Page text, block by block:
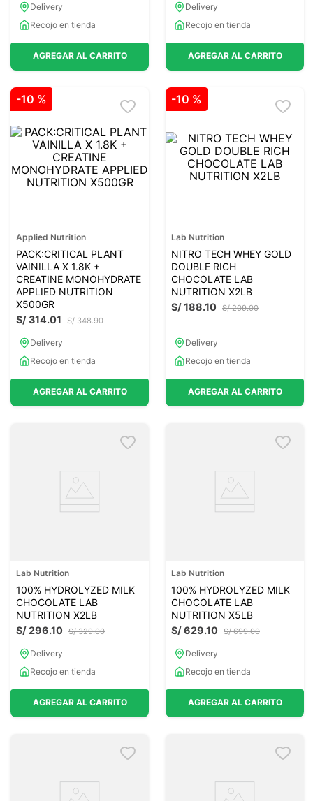
Delivery
Recojo en tienda
AGREGAR AL CARRITO
Delivery
Recojo en tienda
AGREGAR AL CARRITO
-10 %
Applied Nutrition
PACK:CRITICAL PLANT
VAINILLA X 1.8K +
CREATINE MONOHYDRATE
APPLIED NUTRITION
X500GR
S/ 348.90
S/314.01
Delivery
Recojo en tienda
AGREGAR AL CARRITO
-10 %
Lab Nutrition
NITRO TECH WHEY GOLD
DOUBLE RICH
CHOCOLATE LAB
NUTRITION X2LB
S/ 209.00
S/188.10
Delivery
Recojo en tienda
AGREGAR AL CARRITO
Lab Nutrition
100% HYDROLYZED MILK
CHOCOLATE LAB
NUTRITION X2LB
S/ 329.00
S/296.10
Delivery
Recojo en tienda
AGREGAR AL CARRITO
Lab Nutrition
100% HYDROLYZED MILK
CHOCOLATE LAB
NUTRITION X5LB
S/ 699.00
S/629.10
Delivery
Recojo en tienda
AGREGAR AL CARRITO